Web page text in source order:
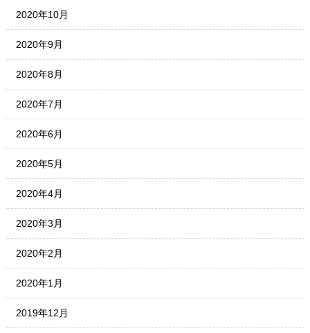
2020年10月
2020年9月
2020年8月
2020年7月
2020年6月
2020年5月
2020年4月
2020年3月
2020年2月
2020年1月
2019年12月